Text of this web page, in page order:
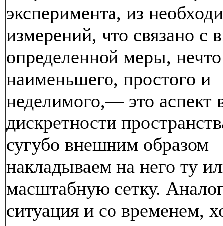
эксперимента, из
измерений, что связано с
определенной меры, нечто
наименьшего, простого и
неделимого,— это аспект
дискретности
сугубо внешним образом
накладываем на него ту
масштабную сетку.
ситуация и со временем,